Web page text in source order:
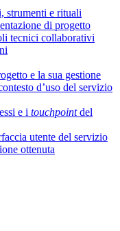
strumenti e rituali
di progetto
tecnici collaborativi
e la sua gestione
d’uso del servizio
e i touchpointdel
utente del servizio
ottenuta